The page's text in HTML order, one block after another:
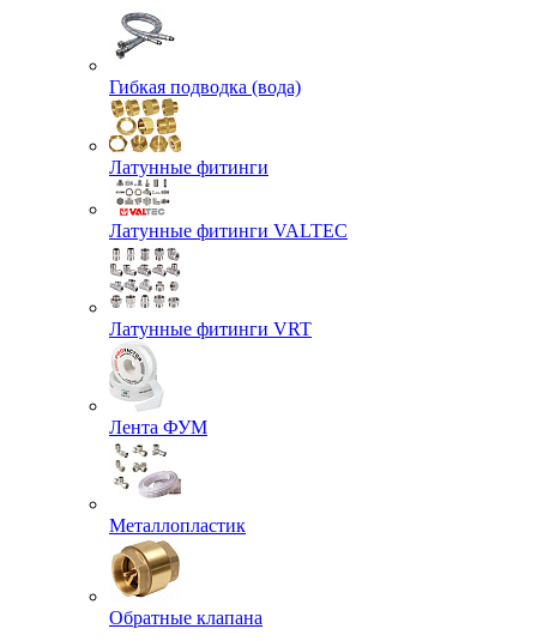
Гибкая подводка (вода)
Латунные фитинги
Латунные фитинги VALTEC
Латунные фитинги VRT
Лента ФУМ
Металлопластик
Обратные клапана